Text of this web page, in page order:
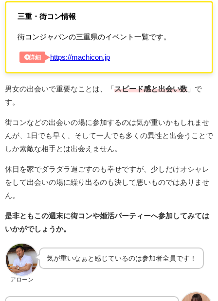
三重・街コン情報
街コンジャパンの三重県のイベント一覧です。
詳細 https://machicon.jp
男女の出会いで重要なことは、「スピード感と出会い数 」で
す。
街コンなどの出会いの場に参加するのは気が重いかもしれませ
んが、1日でも早く、そして一人でも多くの異性と出会うことで
しか素敵な相手とは出会えません。
休日を家でダラダラ過ごすのも幸せですが、少しだけオシャレ
をして出会いの場に繰り出るのも決して悪いものではありませ
ん。
是非ともこの週末に街コンや婚活パーティーへ参加してみては
いかがでしょうか。
アローン
気が重いなぁと感じているのは参加者全員です！